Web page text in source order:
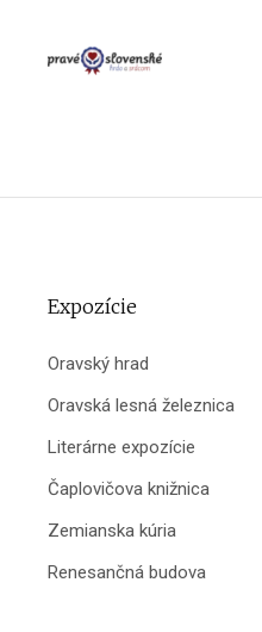
Expozície
Oravský hrad
Oravská lesná železnica
Literárne expozície
Čaplovičova knižnica
Zemianska kúria
Renesančná budova